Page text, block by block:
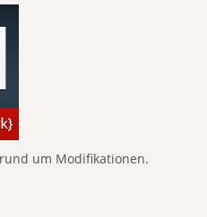
um Modifikationen.